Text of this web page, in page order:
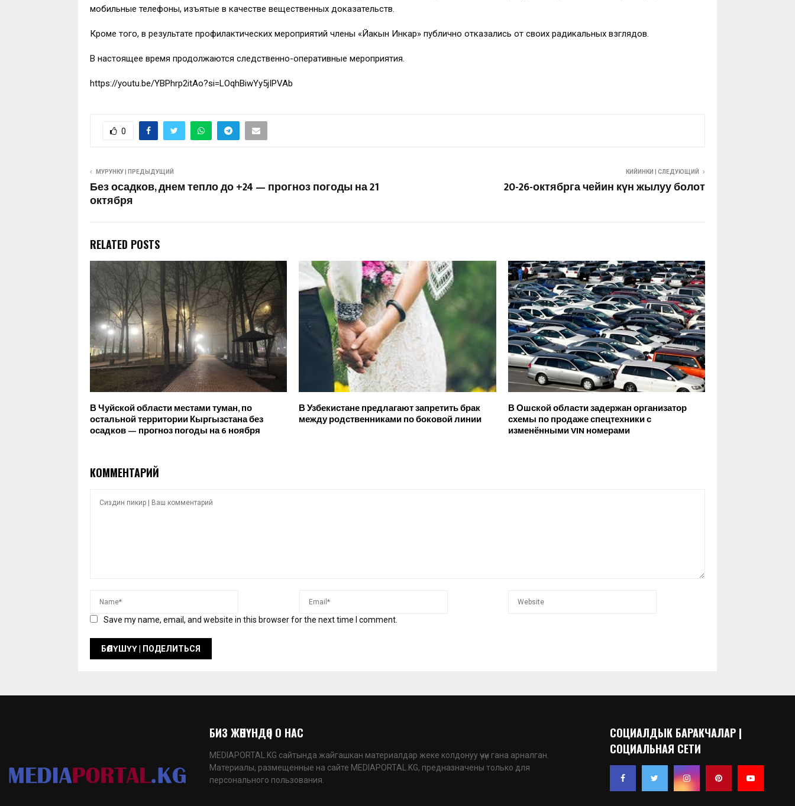
мобильные телефоны, изъятые в качестве вещественных доказательств.
Кроме того, в результате профилактических мероприятий члены «Йакын Инкар» публично отказались от своих радикальных взглядов.
В настоящее время продолжаются следственно-оперативные мероприятия.
https://youtu.be/YBPhrp2itAo?si=LOqhBiwYy5jIPVAb
0
МУРУНКУ | ПРЕДЫДУЩИЙ
Без осадков, днем тепло до +24 — прогноз погоды на 21
октября
КИЙИНКИ | СЛЕДУЮЩИЙ
20-26-октябрга чейин күн жылуу болот
RELATED POSTS
В Чуйской области местами туман, по
остальной территории Кыргызстана без
осадков — прогноз погоды на 6 ноября
В Узбекистане предлагают запретить брак
между родственниками по боковой линии
В Ошской области задержан организатор
схемы по продаже спецтехники с
изменёнными VIN номерами
КОММЕНТАРИЙ
Save my name, email, and website in this browser for the next time I comment.
БИЗ ЖӨНҮНДӨ | О НАС
MEDIAPORTAL.KG сайтында жайгашкан материалдар жеке колдонуу үчүн гана арналган.
Материалы, размещенные на сайте MEDIAPORTAL.KG, предназначены только для
персонального пользования.
СОЦИАЛДЫК БАРАКЧАЛАР |
СОЦИАЛЬНАЯ СЕТИ